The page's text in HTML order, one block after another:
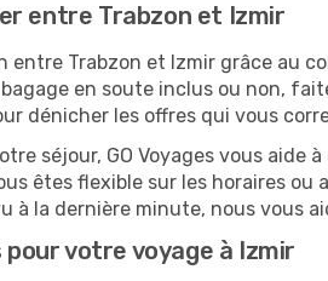
entre Trabzon et Izmir
entre Trabzon et Izmir grâce au
en soute inclus ou non,
dénicher les offres qui vous
séjour, GO Voyages vous
êtes flexible sur les horaires
à la dernière minute, nous vous
pour votre voyage à Izmir